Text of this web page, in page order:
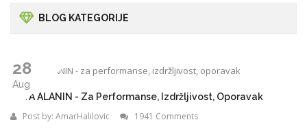
BLOG KATEGORIJE
28
Aug
BETA ALANIN - Za Performanse, Izdržljivost, Oporavak
Post by: AmarHalilovic 1941 Comments